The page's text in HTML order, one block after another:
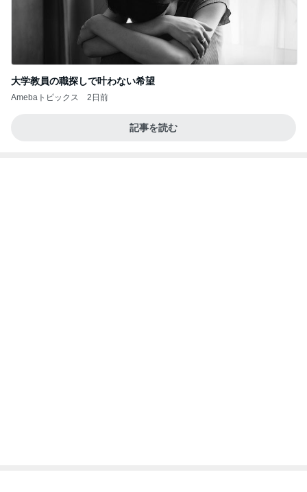
大学教員の職探しで叶わない希望
Amebaトピックス 2日前
記事を読む